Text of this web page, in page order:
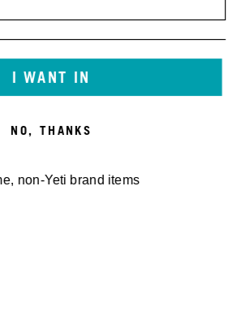
I WANT IN
NO, THANKS
non-Yeti brand items